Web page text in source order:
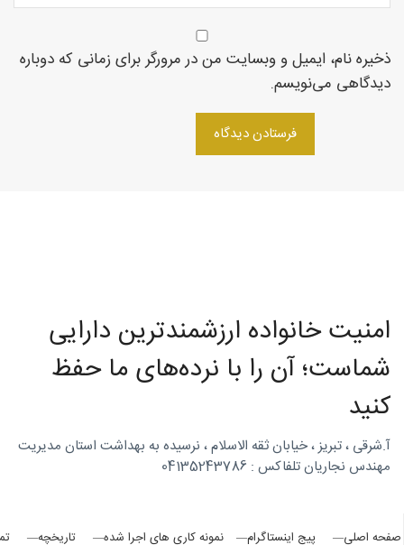
سی
شمال
غرب
ذخیره نام، ایمیل و وبسایت من در مرورگر برای زمانی که دوباره
دیدگاهی می‌نویسم.
امنیت خانواده ارزشمندترین دارایی
شماست؛ آن را با نرده‌های ما حفظ
کنید
آ.شرقی ، تبریز ، خیابان ثقه الاسلام ، نرسیده به بهداشت استان مدیریت
مهندس نجاریان تلفاکس : 04135243786
صفحه اصلی پیج اینستاگرام نمونه کاری های اجرا شده تاریخچه